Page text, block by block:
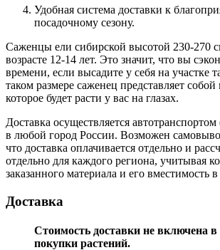
Удобная система доставки к
посадочному сезону.
Саженцы ели сибирской высотой 230-270
возрасте 12-14 лет. Это значит, что вы
времени, если высадите у себя на участке
таком размере саженец представляет
которое будет расти у вас на глазах.
Доставка осуществляется
в любой город России. Возможен
что доставка оплачивается отдельно и
отдельно для каждого региона, учитывая
заказанного материала и его вместимость
Доставка
Стоимость доставки не включена в
покупки растений.